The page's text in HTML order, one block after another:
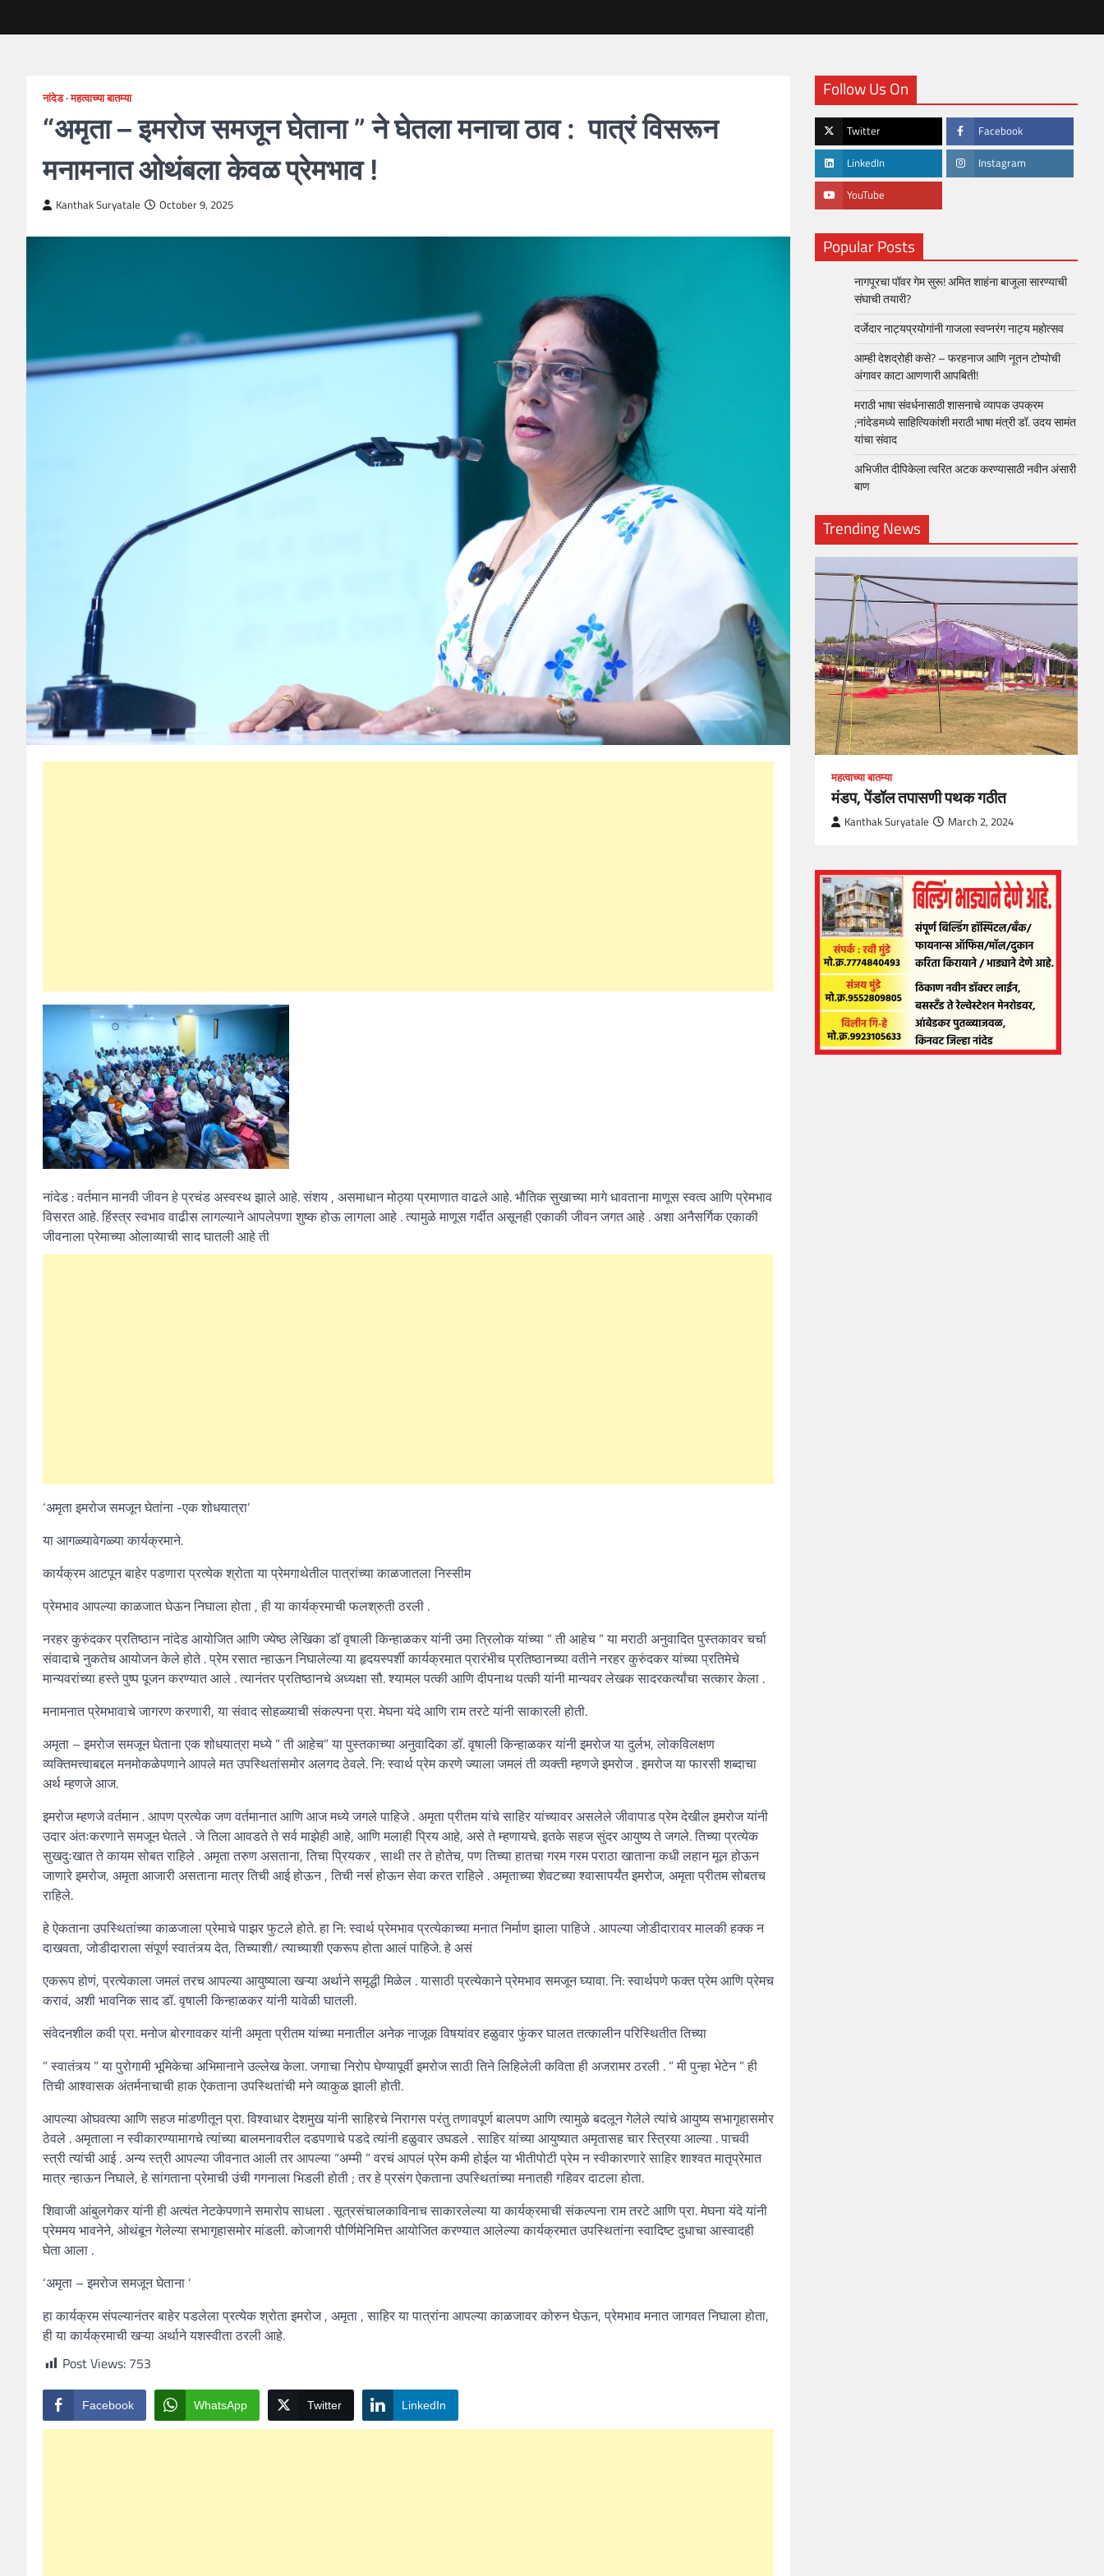
नांदेड महत्वाच्या बातम्या
“अमृता – इमरोज समजून घेताना ” ने घेतला मनाचा ठाव : पात्रं विसरून
मनामनात ओथंबला केवळ प्रेमभाव !
Kanthak Suryatale October 9, 2025
नांदेड : वर्तमान मानवी जीवन हे प्रचंड अस्वस्थ झाले आहे. संशय , असमाधान मोठ्या प्रमाणात वाढले आहे. भौतिक सुखाच्या मागे धावताना माणूस स्वत्व आणि प्रेमभाव
विसरत आहे. हिंस्त्र स्वभाव वाढीस लागल्याने आपलेपणा शुष्क होऊ लागला आहे . त्यामुळे माणूस गर्दीत असूनही एकाकी जीवन जगत आहे . अशा अनैसर्गिक एकाकी
जीवनाला प्रेमाच्या ओलाव्याची साद घातली आहे ती
‘अमृता इमरोज समजून घेतांना -एक शोधयात्रा’
या आगळ्यावेगळ्या कार्यक्रमाने.
कार्यक्रम आटपून बाहेर पडणारा प्रत्येक श्रोता या प्रेमगाथेतील पात्रांच्या काळजातला निस्सीम
प्रेमभाव आपल्या काळजात घेऊन निघाला होता , ही या कार्यक्रमाची फलश्रुती ठरली .
नरहर कुरुंदकर प्रतिष्ठान नांदेड आयोजित आणि ज्येष्ठ लेखिका डॉ वृषाली किन्हाळकर यांनी उमा त्रिलोक यांच्या ” ती आहेच ” या मराठी अनुवादित पुस्तकावर चर्चा
संवादाचे नुकतेच आयोजन केले होते . प्रेम रसात न्हाऊन निघालेल्या या हृदयस्पर्शी कार्यक्रमात प्रारंभीच प्रतिष्ठानच्या वतीने नरहर कुरुंदकर यांच्या प्रतिमेचे
मान्यवरांच्या हस्ते पुष्प पूजन करण्यात आले . त्यानंतर प्रतिष्ठानचे अध्यक्षा सौ. श्यामल पत्की आणि दीपनाथ पत्की यांनी मान्यवर लेखक सादरकर्त्यांचा सत्कार केला .
मनामनात प्रेमभावाचे जागरण करणारी, या संवाद सोहळ्याची संकल्पना प्रा. मेघना यंदे आणि राम तरटे यांनी साकारली होती.
अमृता – इमरोज समजून घेताना एक शोधयात्रा मध्ये ” ती आहेच” या पुस्तकाच्या अनुवादिका डॉ. वृषाली किन्हाळकर यांनी इमरोज या दुर्लभ, लोकविलक्षण
व्यक्तिमत्त्वाबद्दल मनमोकळेपणाने आपले मत उपस्थितांसमोर अलगद ठेवले. नि: स्वार्थ प्रेम करणे ज्याला जमलं ती व्यक्ती म्हणजे इमरोज . इमरोज या फारसी शब्दाचा
अर्थ म्हणजे आज.
इमरोज म्हणजे वर्तमान . आपण प्रत्येक जण वर्तमानात आणि आज मध्ये जगले पाहिजे . अमृता प्रीतम यांचे साहिर यांच्यावर असलेले जीवापाड प्रेम देखील इमरोज यांनी
उदार अंतःकरणाने समजून घेतले . जे तिला आवडते ते सर्व माझेही आहे, आणि मलाही प्रिय आहे, असे ते म्हणायचे. इतके सहज सुंदर आयुष्य ते जगले. तिच्या प्रत्येक
सुखदुःखात ते कायम सोबत राहिले . अमृता तरुण असताना, तिचा प्रियकर , साथी तर ते होतेच, पण तिच्या हातचा गरम गरम पराठा खाताना कधी लहान मूल होऊन
जाणारे इमरोज, अमृता आजारी असताना मात्र तिची आई होऊन , तिची नर्स होऊन सेवा करत राहिले . अमृताच्या शेवटच्या श्वासापर्यंत इमरोज, अमृता प्रीतम सोबतच
राहिले.
हे ऐकताना उपस्थितांच्या काळजाला प्रेमाचे पाझर फुटले होते. हा नि: स्वार्थ प्रेमभाव प्रत्येकाच्या मनात निर्माण झाला पाहिजे . आपल्या जोडीदारावर मालकी हक्क न
दाखवता, जोडीदाराला संपूर्ण स्वातंत्र्य देत, तिच्याशी/ त्याच्याशी एकरूप होता आलं पाहिजे. हे असं
एकरूप होणं, प्रत्येकाला जमलं तरच आपल्या आयुष्याला खऱ्या अर्थाने समृद्धी मिळेल . यासाठी प्रत्येकाने प्रेमभाव समजून घ्यावा. नि: स्वार्थपणे फक्त प्रेम आणि प्रेमच
करावं, अशी भावनिक साद डॉ. वृषाली किन्हाळकर यांनी यावेळी घातली.
संवेदनशील कवी प्रा. मनोज बोरगावकर यांनी अमृता प्रीतम यांच्या मनातील अनेक नाजूक विषयांवर हळुवार फुंकर घालत तत्कालीन परिस्थितीत तिच्या
” स्वातंत्र्य ” या पुरोगामी भूमिकेचा अभिमानाने उल्लेख केला. जगाचा निरोप घेण्यापूर्वी इमरोज साठी तिने लिहिलेली कविता ही अजरामर ठरली . ” मी पुन्हा भेटेन ” ही
तिची आश्वासक अंतर्मनाचाची हाक ऐकताना उपस्थितांची मने व्याकुळ झाली होती.
आपल्या ओघवत्या आणि सहज मांडणीतून प्रा. विश्वाधार देशमुख यांनी साहिरचे निरागस परंतु तणावपूर्ण बालपण आणि त्यामुळे बदलून गेलेले त्यांचे आयुष्य सभागृहासमोर
ठेवले . अमृताला न स्वीकारण्यामागचे त्यांच्या बालमनावरील दडपणाचे पडदे त्यांनी हळुवार उघडले . साहिर यांच्या आयुष्यात अमृतासह चार स्त्रिया आल्या . पाचवी
स्त्री त्यांची आई . अन्य स्त्री आपल्या जीवनात आली तर आपल्या “अम्मी ” वरचं आपलं प्रेम कमी होईल या भीतीपोटी प्रेम न स्वीकारणारे साहिर शाश्वत मातृप्रेमात
मात्र न्हाऊन निघाले, हे सांगताना प्रेमाची उंची गगनाला भिडली होती ; तर हे प्रसंग ऐकताना उपस्थितांच्या मनातही गहिवर दाटला होता.
शिवाजी आंबुलगेकर यांनी ही अत्यंत नेटकेपणाने समारोप साधला . सूत्रसंचालकाविनाच साकारलेल्या या कार्यक्रमाची संकल्पना राम तरटे आणि प्रा. मेघना यंदे यांनी
प्रेममय भावनेने, ओथंबून गेलेल्या सभागृहासमोर मांडली. कोजागरी पौर्णिमेनिमित्त आयोजित करण्यात आलेल्या कार्यक्रमात उपस्थितांना स्वादिष्ट दुधाचा आस्वादही
घेता आला .
‘अमृता – इमरोज समजून घेताना ‘
हा कार्यक्रम संपल्यानंतर बाहेर पडलेला प्रत्येक श्रोता इमरोज , अमृता , साहिर या पात्रांना आपल्या काळजावर कोरुन घेऊन, प्रेमभाव मनात जागवत निघाला होता,
ही या कार्यक्रमाची खऱ्या अर्थाने यशस्वीता ठरली आहे.
Post Views: 753
Facebook WhatsApp Twitter LinkedIn
Follow Us On
Twitter Facebook
LinkedIn Instagram
YouTube
Popular Posts
नागपूरचा पॉवर गेम सुरू! अमित शाहंना बाजूला सारण्याची
संघाची तयारी?
दर्जेदार नाट्यप्रयोगांनी गाजला स्वप्नरंग नाट्य महोत्सव
आम्ही देशद्रोही कसे? – फरहनाज आणि नूतन टोप्पोची
अंगावर काटा आणणारी आपबिती!
मराठी भाषा संवर्धनासाठी शासनाचे व्यापक उपक्रम
;नांदेडमध्ये साहित्यिकांशी मराठी भाषा मंत्री डॉ. उदय सामंत
यांचा संवाद
अभिजीत दीपिकेला त्वरित अटक करण्यासाठी नवीन अंसारी
बाण
Trending News
What Is a Front-End Developer?
How to Become One, Salary, Skills
Kanthak Suryatale April 30, 2021
महत्वाच्या बातम्या
मंडप, पेंडॉल तपासणी पथक गठीत
Kanthak Suryatale March 2, 2024